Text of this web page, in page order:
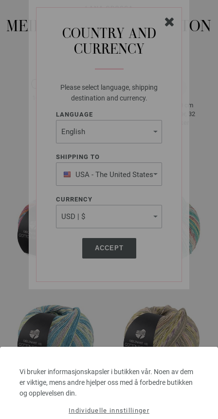
COUNTRY AND
CURRENCY
Please select language, shipping
destination and currency.
LANGUAGE
SHIPPING TO
USA - The United States
of America
CURRENCY
ACCEPT
Vi bruker informasjonskapsler i butikken vår. Noen av dem
er viktige, mens andre hjelper oss med å forbedre butikken
og opplevelsen din.
Individuelle innstillinger
LANA GROSSA
MEILENWEIT 100G COTTON
BAMBOO CANARIO
ca. 420 m
per 100 g
10 x 10 cm
40 Rader, 32
ca. 100 g
2523 2524